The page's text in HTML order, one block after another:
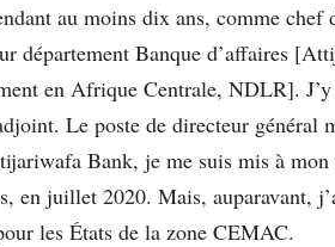
au moins dix ans, comme chef
département Banque d’affaires
en Afrique Centrale, NDLR].
Le poste de directeur général
Bank, je me suis mis à
en juillet 2020. Mais, auparavant,
les États de la zone CEMAC.